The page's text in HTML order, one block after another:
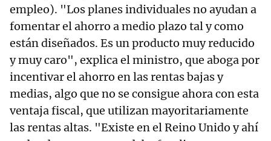
empleo). "Los planes individuales no ayudan a
fomentar el ahorro a medio plazo tal y como
están diseñados. Es un producto muy reducido
y muy caro", explica el ministro, que aboga por
incentivar el ahorro en las rentas bajas y
medias, algo que no se consigue ahora con esta
ventaja fiscal, que utilizan mayoritariamente
las rentas altas. "Existe en el Reino Unido y ahí